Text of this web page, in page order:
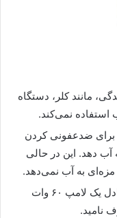
مانند کلر، دستگاه
برای ضدعفونی کردن
آب دهد. این در حالی
به آب نمی‌دهد.
مصرف انرژی برق در این دستگاه معادل یک لامپ ۶۰ وات
نامید.